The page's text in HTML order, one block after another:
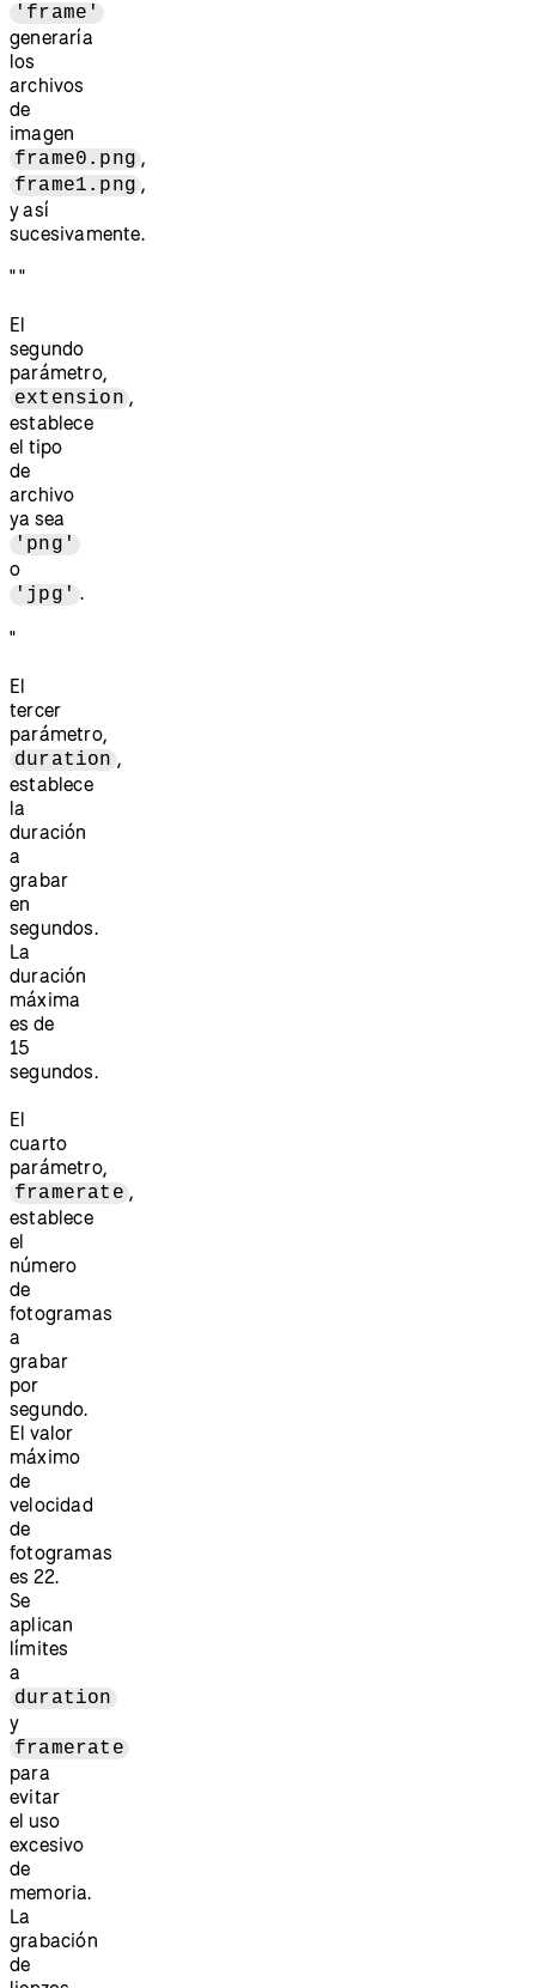
'frame'
generaría
los
archivos
de
imagen
frame0.png ,
frame1.png ,
y así
sucesivamente.
" "
El
segundo
parámetro,
extension ,
establece
el tipo
de
archivo
ya sea
'png'
o
'jpg' .
"
El
tercer
parámetro,
duration ,
establece
la
duración
a
grabar
en
segundos.
La
duración
máxima
es de
15
segundos.
El
cuarto
parámetro,
framerate ,
establece
el
número
de
fotogramas
a
grabar
por
segundo.
El valor
máximo
de
velocidad
de
fotogramas
es 22.
Se
aplican
límites
a
duration
y
framerate
para
evitar
el uso
excesivo
de
memoria.
La
grabación
de